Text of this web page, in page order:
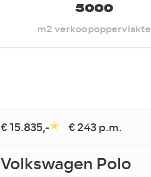
5000
m2 verkoopoppervlakte
€ 15.835,- € 243 p.m.
Volkswagen Polo